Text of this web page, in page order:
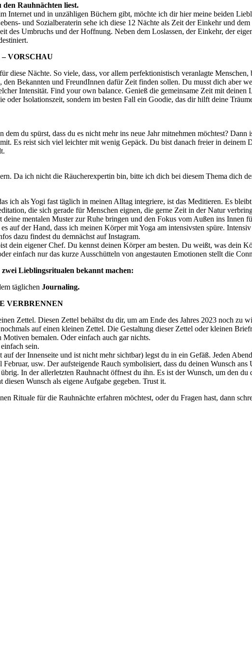
den Rauhnächten liest.
Internet und in unzähligen Büchern gibt, möchte ich dir hier meine beiden
und Sozialberaterin sehe ich diese 12 Nächte als Zeit der Einkehr und
des Umbruchs und der Hoffnung. Neben dem Loslassen, der Einkehr, der
VORSCHAU
diese Nächte. So viele, dass, vor allem perfektionistisch veranlagte
Bekannten und FreundInnen dafür Zeit finden sollen. Du musst dich aber
Intensität. Find your own balance. Genieß die gemeinsame Zeit mit deinen
oder Isolationszeit, sondern im besten Fall ein Goodie, das dir hilft deine
dem du spürst, dass du es nicht mehr ins neue Jahr mitnehmen möchtest?
Es reist sich viel leichter mit wenig Gepäck. Du bist danach freier in
Da ich nicht die Räucherexpertin bin, bitte ich dich bei diesem Thema dich
ich als Yogi fast täglich in meinen Alltag integriere, ist das Meditieren. Es
die sich gerade für Menschen eignen, die gerne Zeit in der Natur
deine mentalen Muster zur Ruhe bringen und den Fokus vom Außen ins
auf der Hand, dass ich meinen Körper mit Yoga am intensivsten spüre.
dazu findest du demnächst auf Instagram.
dein eigener Chef. Du kennst deinen Körper am besten. Du weißt, was dein
einfach nur das kurze Ausschütteln von angestauten Emotionen stellt die
Lieblingsritualen bekannt machen:
täglichen Journaling.
VERBRENNEN
Zettel. Diesen Zettel behältst du dir, um am Ende des Jahres 2023 noch zu
auf einen kleinen Zettel. Die Gestaltung dieser Zettel oder kleinen
Motiven bemalen. Oder einfach auch gar nichts.
sein.
der Innenseite und ist nicht mehr sichtbar) legst du in ein Gefäß. Jeden
Februar, usw. Der aufsteigende Rauch symbolisiert, dass du deinen Wunsch
In der allerletzten Rauhnacht öffnest du ihn. Es ist der Wunsch, um den
Wunsch als eigene Aufgabe gegeben. Trust it.
Rituale für die Rauhnächte erfahren möchtest, oder du Fragen hast, dann